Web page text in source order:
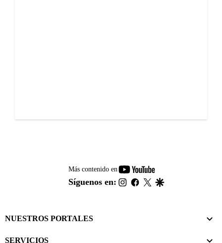
Más contenido en
youtube-
footer
Síguenos en: instagram
facebook
twitter
NUESTROS PORTALES
SERVICIOS